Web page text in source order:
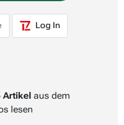
Log In
Artikel aus dem
lesen